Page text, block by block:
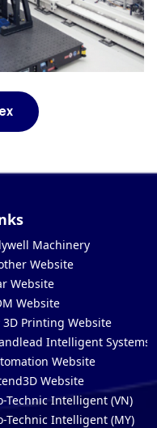
Machinery
Website
Website
Website
3D Printing Website
Intelligent Systems
Website
Website
Technic Intelligent (VN)
Technic Intelligent (MY)